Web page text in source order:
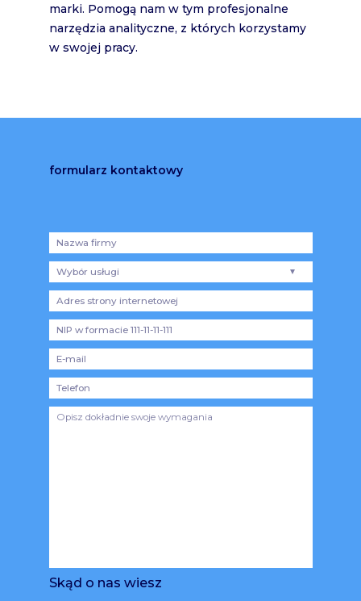
marki. Pomogą nam w tym profesjonalne
narzędzia analityczne, z których korzystamy
w swojej pracy.
formularz kontaktowy
Skąd o nas wiesz